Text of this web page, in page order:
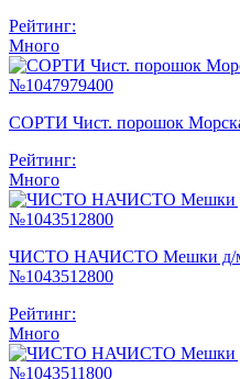
Рейтинг:
Много
СОРТИ Чист. порошок
Рейтинг:
Много
ЧИСТО НАЧИСТО Мешки д/
№1043512800
Рейтинг:
Много